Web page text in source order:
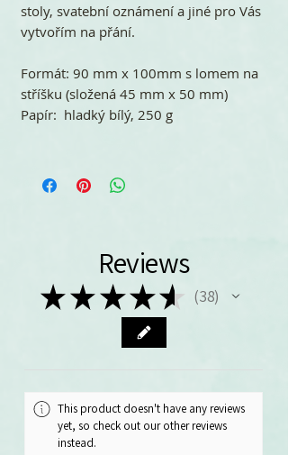
stoly, svatební oznámení a jiné pro Vás
vytvořím na přání.
Formát: 90 mm x 100mm s lomem na
stříšku (složená 45 mm x 50 mm)
Papír: hladký bílý, 250 g
Reviews
★ ★★★★ 38
38
This product doesn't have any reviews
yet, so check out our other reviews
instead.